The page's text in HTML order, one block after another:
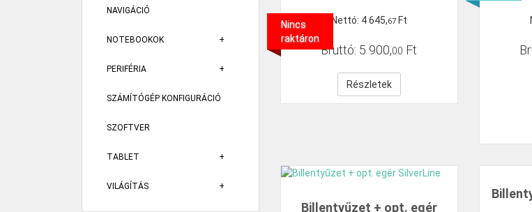
NAVIGÁCIÓ
NOTEBOOKOK
PERIFÉRIA
SZÁMÍTÓGÉP KONFIGURÁCIÓ
SZOFTVER
TABLET
VILÁGÍTÁS
Nettó: 4645,67 Ft
Bruttó: 5 900,00 Ft
Részletek
Nincs
raktáron
Billentyűzet + opt. egér